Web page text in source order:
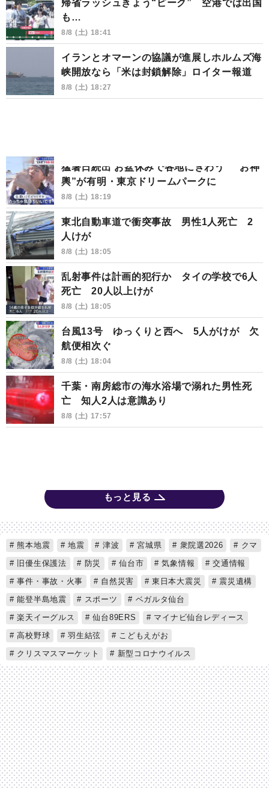
帰省ラッシュきょう“ピーク” 空港では出国
も…
8/8 (土) 18:41
イランとオマーンの協議が進展しホルムズ海
峡開放なら「米は封鎖解除」ロイター報道
8/8 (土) 18:27
猛暑日続出 お盆休みで各地にぎわう “お神
輿”が有明・東京ドリームパークに
8/8 (土) 18:19
東北自動車道で衝突事故 男性1人死亡 2
人けが
8/8 (土) 18:05
乱射事件は計画的犯行か タイの学校で6人
死亡 20人以上けが
8/8 (土) 18:05
台風13号 ゆっくりと西へ 5人がけが 欠
航便相次ぐ
8/8 (土) 18:04
千葉・南房総市の海水浴場で溺れた男性死
亡 知人2人は意識あり
8/8 (土) 17:57
もっと見る
熊本地震 地震 津波 宮城県 衆院選2026
クマ
旧優生保護法
防災 仙台市 気象情報
交通情報
事件・事故・火事
自然災害 東日本大震災
震災遺構
能登半島地震
スポーツ
ベガルタ仙台
楽天イーグルス
仙台89ERS
マイナビ仙台レディース
高校野球
羽生結弦
こどもえがお
クリスマスマーケット
新型コロナウイルス